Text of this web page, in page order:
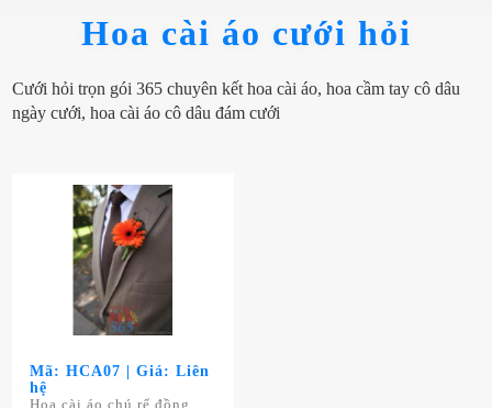
Hoa cài áo cưới hỏi
Cưới hỏi trọn gói 365 chuyên kết hoa cài áo, hoa cầm tay cô dâu
ngày cưới, hoa cài áo cô dâu đám cưới
Mã: HCA07 | Giá: Liên
hệ
Hoa cài áo chú rể đồng